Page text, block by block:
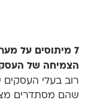
7 מיתוסים על
הצמיחה של
רוב בעלי העסקים
שהם מסתדרים